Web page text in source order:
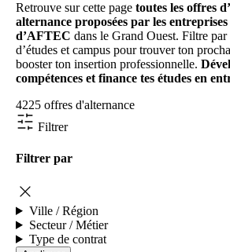
Retrouve sur cette page toutes les offres
alternance proposées par les
d’AFTEC dans le Grand Ouest. Filtre par
d’études et campus pour trouver ton
booster ton insertion professionnelle.
compétences et finance tes études en
4225 offres d'alternance
Filtrer
Filtrer par
Ville / Région
Secteur / Métier
Type de contrat